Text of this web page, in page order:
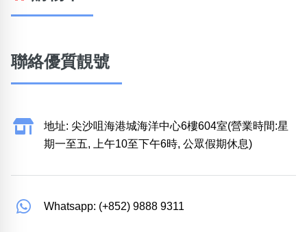
聯絡優質靚號
地址: 尖沙咀海港城海洋中心6樓604室(營業時間:星
期一至五, 上午10至下午6時, 公眾假期休息)
Whatsapp: (+852) 9888 9311